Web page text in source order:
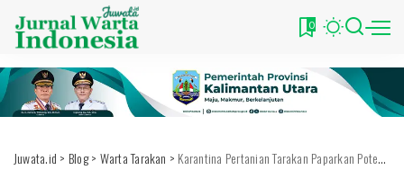
0
Juwata.id > Blog> Warta Tarakan > Karantina Pertanian Tarakan Paparkan Potensi Ekspor Pada Diskusi Kelompok Terpumpun